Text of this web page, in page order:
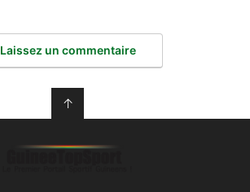
Laissez un commentaire
↑